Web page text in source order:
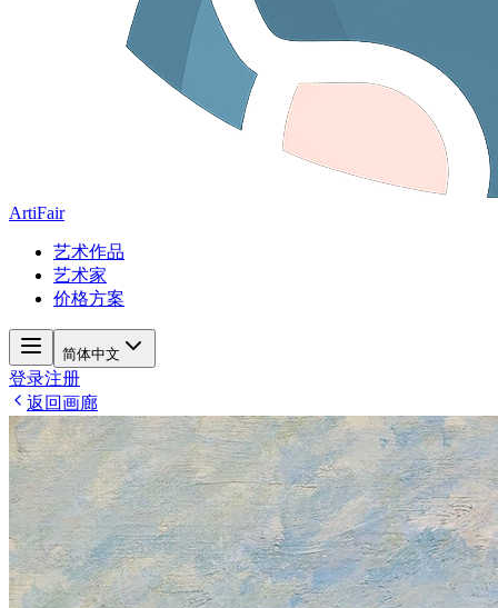
ArtiFair
艺术作品
艺术家
价格方案
简体中文
登录注册
返回画廊